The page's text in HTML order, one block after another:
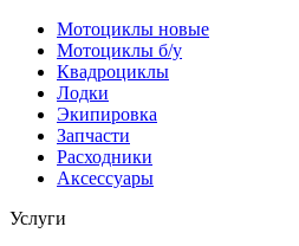
Мотоциклы новые
Мотоциклы б/у
Квадроциклы
Лодки
Экипировка
Запчасти
Расходники
Аксессуары
Услуги